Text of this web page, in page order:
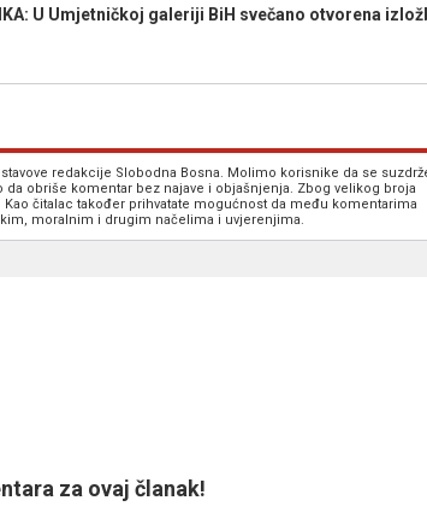
U Umjetničkoj galeriji BiH svečano otvorena
redakcije Slobodna Bosna. Molimo korisnike da se
da obriše komentar bez najave i objašnjenja. Zbog velikog broja
čitalac također prihvatate mogućnost da među komentarima
moralnim i drugim načelima i uvjerenjima.
za ovaj članak!